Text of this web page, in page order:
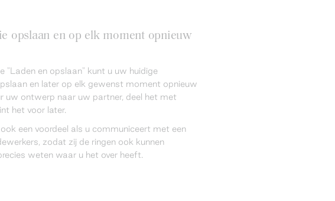
opslaan en op elk moment opnieuw
"Laden en opslaan" kunt u uw huidige
en later op elk gewenst moment opnieuw
uw ontwerp naar uw partner, deel het met
het voor later.
een voordeel als u communiceert met een
zodat zij de ringen ook kunnen
weten waar u het over heeft.